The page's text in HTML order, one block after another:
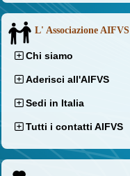
L' Associazione AIFVS
Chi siamo
Aderisci all'AIFVS
Sedi in Italia
Tutti i contatti AIFVS